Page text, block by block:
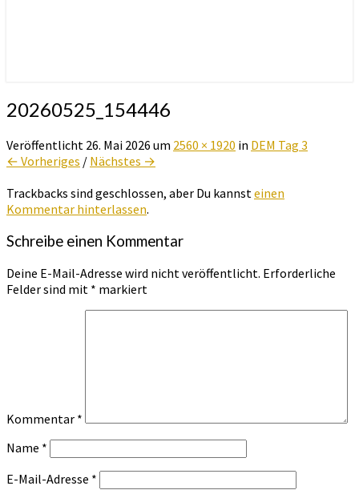
20260525_154446
Veröffentlicht 26. Mai 2026 um 2560 × 1920 in DEM Tag 3
← Vorheriges / Nächstes →
Trackbacks sind geschlossen, aber Du kannsteinen
Kommentar hinterlassen.
Schreibe einen Kommentar
Deine E-Mail-Adresse wird nicht veröffentlicht. Erforderliche
Felder sind mit * markiert
Kommentar *
Name *
E-Mail-Adresse *